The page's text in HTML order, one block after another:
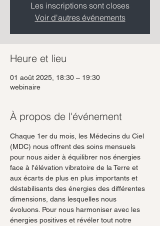
Les inscriptions sont closes
Voir d'autres événements
Heure et lieu
01 août 2025, 18:30 – 19:30
webinaire
À propos de l'événement
Chaque 1er du mois, les Médecins du Ciel
(MDC) nous offrent des soins mensuels
pour nous aider à équilibrer nos énergies
face à l'élévation vibratoire de la Terre et
aux écarts de plus en plus importants et
déstabilisants des énergies des différentes
dimensions, dans lesquelles nous
évoluons. Pour nous harmoniser avec les
énergies positives et révéler tout notre